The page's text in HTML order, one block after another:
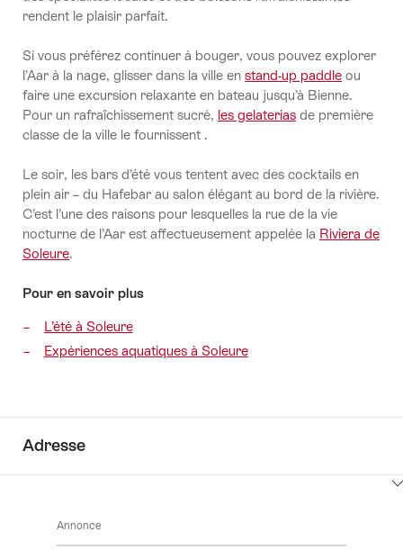
rendent le plaisir parfait.
Si vous préférez continuer à bouger, vous pouvez explorer
l’Aar à la nage, glisser dans la ville en stand-up paddle ou
faire une excursion relaxante en bateau jusqu’à Bienne.
Pour un rafraîchissement sucré, les gelaterias de première
classe de la ville le fournissent .
Le soir, les bars d’été vous tentent avec des cocktails en
plein air – du Hafebar au salon élégant au bord de la rivière.
C’est l’une des raisons pour lesquelles la rue de la vie
nocturne de l’Aar est affectueusement appelée la Riviera de
Soleure.
Pour en savoir plus
L’été à Soleure
Expériences aquatiques à Soleure
Adresse
Annonce